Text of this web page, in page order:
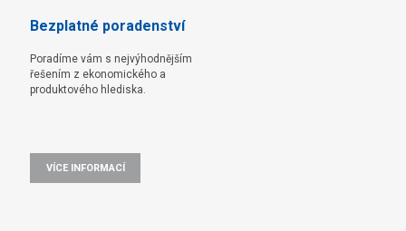
Bezplatné poradenství
Poradíme vám s nejvýhodnějším
řešením z ekonomického a
produktového hlediska.
VÍCE INFORMACÍ